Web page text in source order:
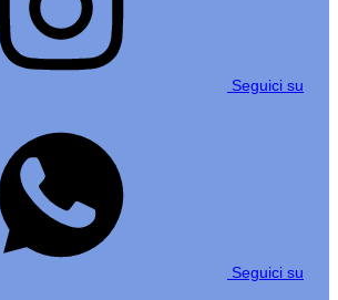
Seguici su
Seguici su